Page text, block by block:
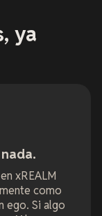
ya
xREALM
como
ego. Si algo